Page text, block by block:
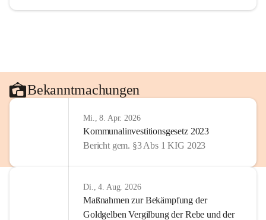
Bekanntmachungen
Mi., 8. Apr. 2026
Kommunalinvestitionsgesetz 2023
Bericht gem. §3 Abs 1 KIG 2023
Di., 4. Aug. 2026
Maßnahmen zur Bekämpfung der
Goldgelben Vergilbung der Rebe und der